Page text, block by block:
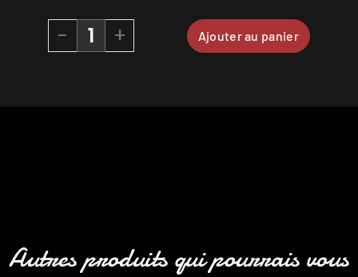
- + Ajouter au panier
Autres produits qui pourrais vous